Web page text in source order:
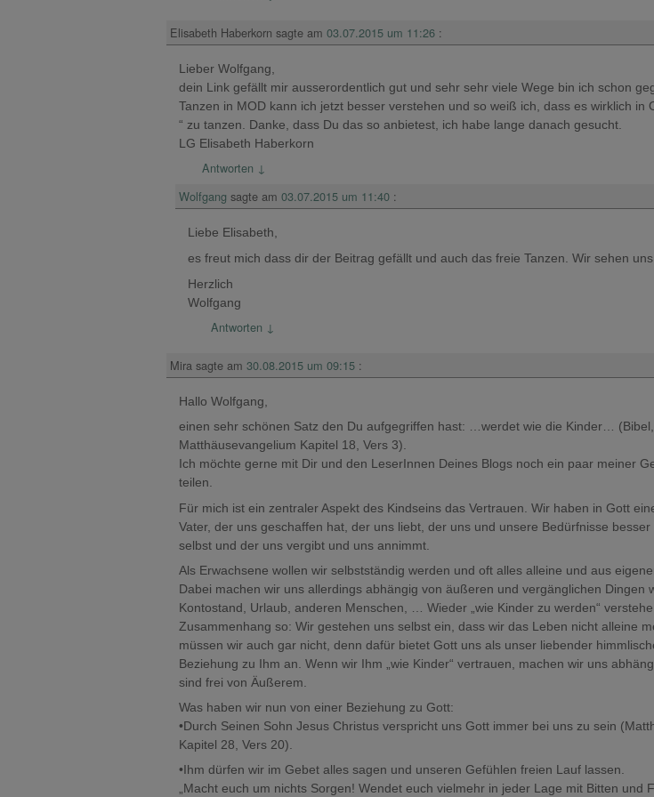
Elisabeth Haberkorn sagte am 03.07.2015 um 11:26 :
Lieber Wolfgang,
dein Link gefällt mir ausserordentlich gut und sehr sehr viele Wege bin ich schon
Tanzen in MOD kann ich jetzt besser verstehen und so weiß ich, dass es wirklich in
“ zu tanzen. Danke, dass Du das so anbietest, ich habe lange danach gesucht.
LG Elisabeth Haberkorn
Antworten ↓
Wolfgang sagte am 03.07.2015 um 11:40 :
Liebe Elisabeth,
es freut mich dass dir der Beitrag gefällt und auch das freie Tanzen. Wir sehen uns
Herzlich
Wolfgang
Antworten ↓
Mira sagte am 30.08.2015 um 09:15 :
Hallo Wolfgang,
einen sehr schönen Satz den Du aufgegriffen hast: …werdet wie die Kinder… (Bibel,
Matthäusevangelium Kapitel 18, Vers 3).
Ich möchte gerne mit Dir und den LeserInnen Deines Blogs noch ein paar meiner
teilen.
Für mich ist ein zentraler Aspekt des Kindseins das Vertrauen. Wir haben in Gott
Vater, der uns geschaffen hat, der uns liebt, der uns und unsere Bedürfnisse
selbst und der uns vergibt und uns annimmt.
Als Erwachsene wollen wir selbstständig werden und oft alles alleine und aus
Dabei machen wir uns allerdings abhängig von äußeren und vergänglichen Dingen
Kontostand, Urlaub, anderen Menschen, … Wieder „wie Kinder zu werden“
Zusammenhang so: Wir gestehen uns selbst ein, dass wir das Leben nicht alleine
müssen wir auch gar nicht, denn dafür bietet Gott uns als unser liebender
Beziehung zu Ihm an. Wenn wir Ihm „wie Kinder“ vertrauen, machen wir uns
sind frei von Äußerem.
Was haben wir nun von einer Beziehung zu Gott:
•Durch Seinen Sohn Jesus Christus verspricht uns Gott immer bei uns zu sein
Kapitel 28, Vers 20).
•Ihm dürfen wir im Gebet alles sagen und unseren Gefühlen freien Lauf lassen.
„Macht euch um nichts Sorgen! Wendet euch vielmehr in jeder Lage mit Bitten und